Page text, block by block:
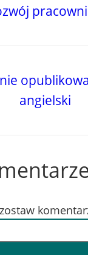
angielski
zostaw